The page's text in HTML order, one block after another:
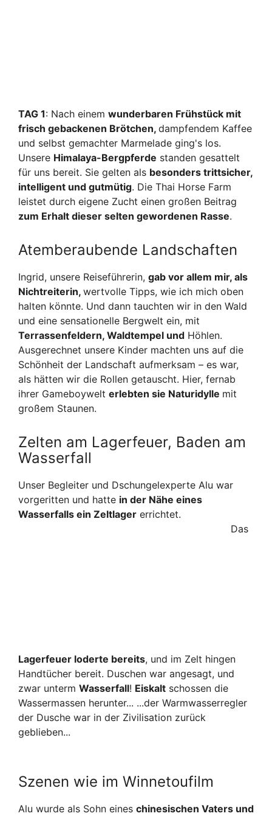
TAG 1: Nach einem wunderbaren Frühstück mit
frisch gebackenen Brötchen, dampfendem Kaffee
und selbst gemachter Marmelade ging's los.
Unsere Himalaya-Bergpferde standen gesattelt
für uns bereit. Sie gelten als besonders trittsicher,
intelligent und gutmütig. Die Thai Horse Farm
leistet durch eigene Zucht einen großen Beitrag
zum Erhalt dieser selten gewordenen Rasse.
Atemberaubende Landschaften
Ingrid, unsere Reiseführerin, gab vor allem mir, als
Nichtreiterin, wertvolle Tipps, wie ich mich oben
halten könnte. Und dann tauchten wir in den Wald
und eine sensationelle Bergwelt ein, mit
Terrassenfeldern, Waldtempel und Höhlen.
Ausgerechnet unsere Kinder machten uns auf die
Schönheit der Landschaft aufmerksam – es war,
als hätten wir die Rollen getauscht. Hier, fernab
ihrer Gameboywelt erlebten sie Naturidylle mit
großem Staunen.
Zelten am Lagerfeuer, Baden am
Wasserfall
Unser Begleiter und Dschungelexperte Alu war
vorgeritten und hatte in der Nähe eines
Wasserfalls ein Zeltlager errichtet.
Das
Lagerfeuer loderte bereits, und im Zelt hingen
Handtücher bereit. Duschen war angesagt, und
zwar unterm Wasserfall! Eiskalt schossen die
Wassermassen herunter... ...der Warmwasserregler
der Dusche war in der Zivilisation zurück
geblieben...
Szenen wie im Winnetoufilm
Alu wurde als Sohn eines chinesischen Vaters und